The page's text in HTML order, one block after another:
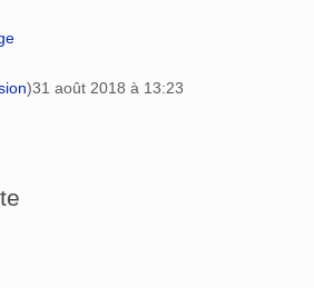
)31 août 2018 à 13:23